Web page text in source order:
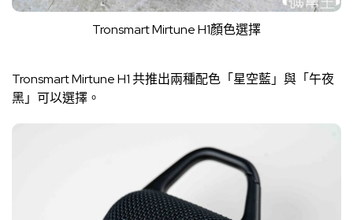
Tronsmart Mirtune H1顏色選擇
Tronsmart Mirtune H1 共推出兩種配色「星空藍」與「午夜
黑」可以選擇。